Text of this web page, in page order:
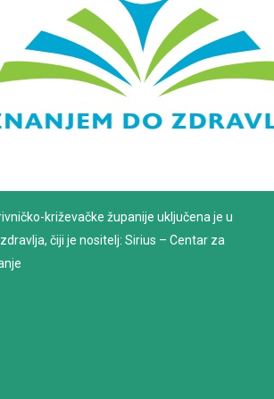
križevačke županije uključena je u
čiji je nositelj: Sirius – Centar za